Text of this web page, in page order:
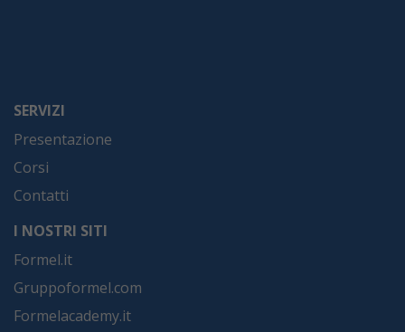
SERVIZI
Presentazione
Corsi
Contatti
I NOSTRI SITI
Formel.it
Gruppoformel.com
Formelacademy.it